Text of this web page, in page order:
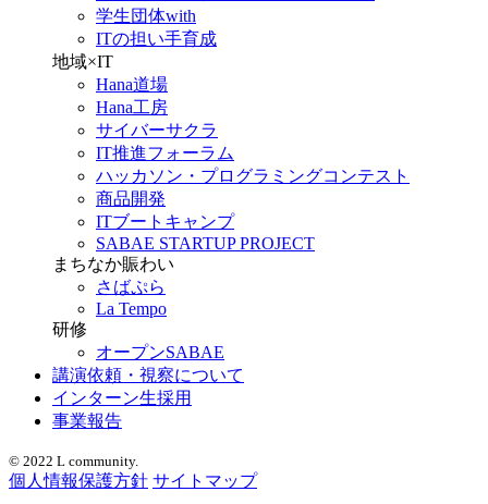
学生団体with
ITの担い手育成
地域×IT
Hana道場
Hana工房
サイバーサクラ
IT推進フォーラム
ハッカソン・プログラミングコンテスト
商品開発
ITブートキャンプ
SABAE STARTUP PROJECT
まちなか賑わい
さばぷら
La Tempo
研修
オープンSABAE
講演依頼・視察について
インターン生採用
事業報告
© 2022 L community.
個人情報保護方針 サイトマップ